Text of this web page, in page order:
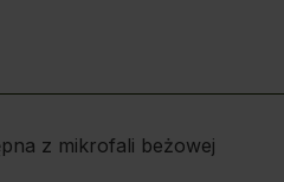
z mikrofali beżowej